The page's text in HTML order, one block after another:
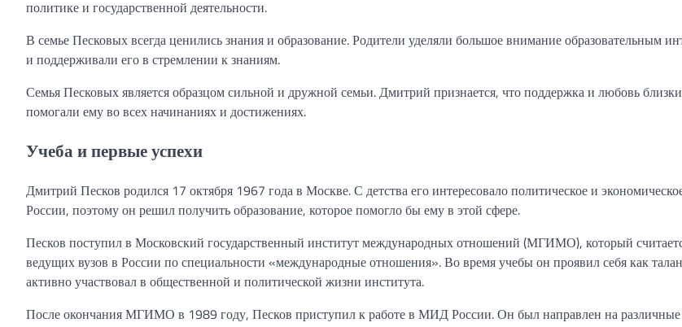
политике и государственной деятельности.
В семье Песковых всегда ценились знания и образование. Родители уделяли большое внимание образовательным
и поддерживали его в стремлении к знаниям.
Семья Песковых является образцом сильной и дружной семьи. Дмитрий признается, что поддержка и любовь
помогали ему во всех начинаниях и достижениях.
Учеба и первые успехи
Дмитрий Песков родился 17 октября 1967 года в Москве. С детства его интересовало политическое и
России, поэтому он решил получить образование, которое помогло бы ему в этой сфере.
Песков поступил в Московский государственный институт международных отношений (МГИМО), который
ведущих вузов в России по специальности «международные отношения». Во время учебы он проявил себя как
активно участвовал в общественной и политической жизни института.
После окончания МГИМО в 1989 году, Песков приступил к работе в МИД России. Он был направлен на различные